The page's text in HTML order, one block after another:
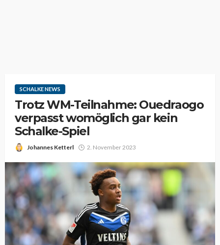
SCHALKE NEWS
Trotz WM-Teilnahme: Ouedraogo
verpasst womöglich gar kein
Schalke-Spiel
Johannes Ketterl 2. November 2023